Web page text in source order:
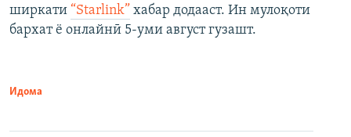
ширкати “Starlink” хабар додааст. Ин мулоқоти
бархат ё онлайнӣ 5-уми август гузашт.
Идома